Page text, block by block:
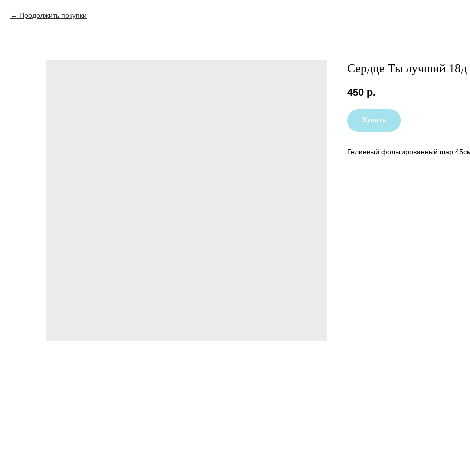
Продолжить покупки
Сердце Ты лучший 18д
450 р.
Купить
Гелиевый фольгированный шар